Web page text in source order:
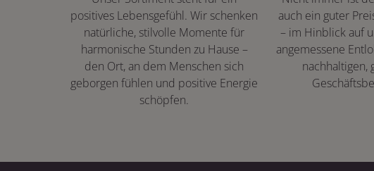
positives Lebensgefühl. Wir schenken
natürliche, stilvolle Momente für
harmonische Stunden zu Hause –
den Ort, an dem Menschen sich
geborgen fühlen und positive Energie
schöpfen.
auch ein guter
– im Hinblick auf
angemessene
nachhaltigen,